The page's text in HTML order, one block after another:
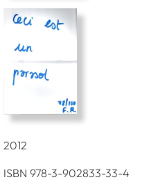
2012
ISBN 978-3-902833-33-4